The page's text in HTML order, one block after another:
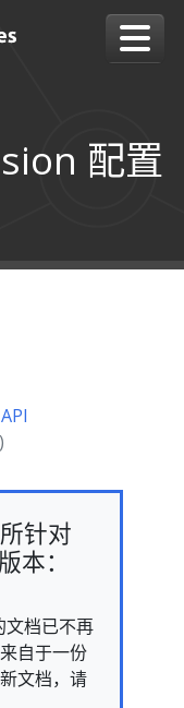
配置
针对
本：
档已不再
自于一份
文档，请